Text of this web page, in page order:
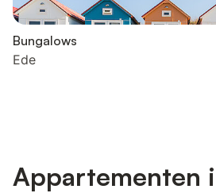
Bungalows
Ede
Appartementen